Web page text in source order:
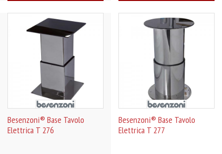
Besenzoni® Base Tavolo
Elettrica T 276
Besenzoni® Base Tavolo
Elettrica T 277